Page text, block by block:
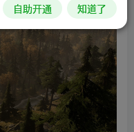
自助开通 知道了